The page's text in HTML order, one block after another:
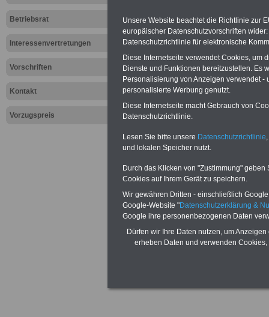
Betriebsrat
Interessenvertretungen
Vorschriften
Kontakt
Vorzugspreis
Teilzeitantrag usw.>>>hier
Hier den
Sigma
Unsere Link-
Iwww.arbeiter-
ZurÜbersicht
Unsere Website beachtet die Richtlinie zur
europäischer Datenschutzvorschriften
Datenschutzrichtlinie für elektronische
Diese Internetseite verwendet Cookies, um
Dienste und Funktionen bereitzustellen. Es
Personalisierung von Anzeigen verwendet
personalisierte Werbung genutzt.
Diese Internetseite macht Gebrauch von
Datenschutzrichtlinie.
Lesen Sie bitte unsere Datenschutzrichtlinie
und lokalen Speicher nutzt.
Durch das Klicken von "Zustimmung"
Cookies auf Ihrem Gerät zu speichern.
Wir gewähren Dritten - einschließlich
Google-Website "Datenschutzerklärung &
Google ihre personenbezogenen Daten
Dürfen wir Ihre Daten nutzen, um
erheben Daten und verwenden